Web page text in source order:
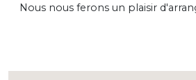
Nous nous ferons un plaisir